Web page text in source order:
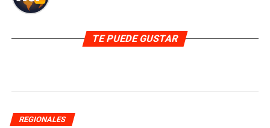
TE PUEDE GUSTAR
REGIONALES